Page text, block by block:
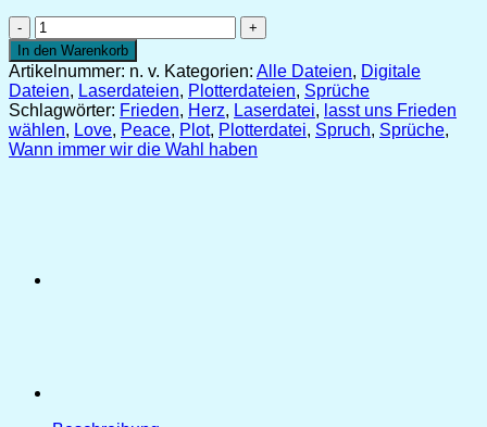
Plotter-
und
Laserdatei
"Frieden"
[Digital]
Menge
In den Warenkorb
Artikelnummer: n. v. Kategorien: Alle Dateien, Digitale
Dateien, Laserdateien, Plotterdateien, Sprüche
Schlagwörter: Frieden, Herz, Laserdatei, lasst uns Frieden
wählen, Love, Peace, Plot, Plotterdatei, Spruch, Sprüche,
Wann immer wir die Wahl haben